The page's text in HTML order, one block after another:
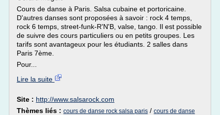
Cours de danse à Paris. Salsa cubaine et portoricaine.
D'autres danses sont proposées à savoir : rock 4 temps,
rock 6 temps, street-funk-R'N'B, valse, tango. Il est possible
de suivre des cours particuliers ou en petits groupes. Les
tarifs sont avantageux pour les étudiants. 2 salles dans
Paris 7ème.
Pour...
Lire la suite
Site : http://www.salsarock.com
Thèmes liés : cours de danse rock salsa paris / cours de danse